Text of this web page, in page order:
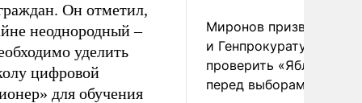
Он отметил,
неоднородный –
уделить
цифровой
для обучения
Миронов призвал
и Генпрокуратуру
проверить «Яблоко»
перед выборами